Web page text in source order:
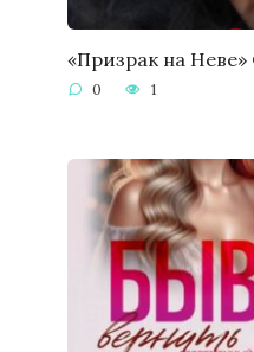
«Призрак на
0 1